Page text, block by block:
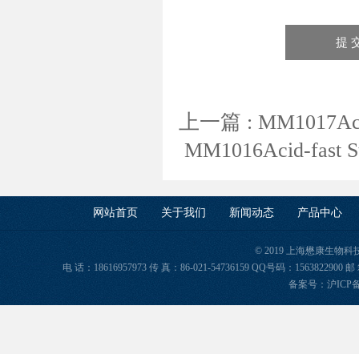
上一篇 :
MM1016Acid-fast
网站首页 关于我们 新闻动态 产品中心
© 2019 上海懋康生物科
电 话：18616957973 传 真：86-021-54736159 QQ号码：1563822900
备案号： 沪ICP